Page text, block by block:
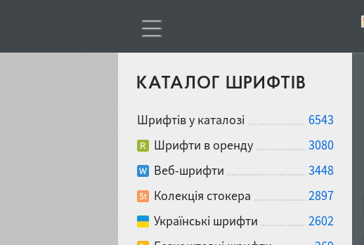
КАТАЛОГ ШРИФТІВ
Шрифтів у каталозі
6543
Шрифти в оренду
3080
Веб-шрифти
3448
Колекція стокера
2897
Українські шрифти
2602